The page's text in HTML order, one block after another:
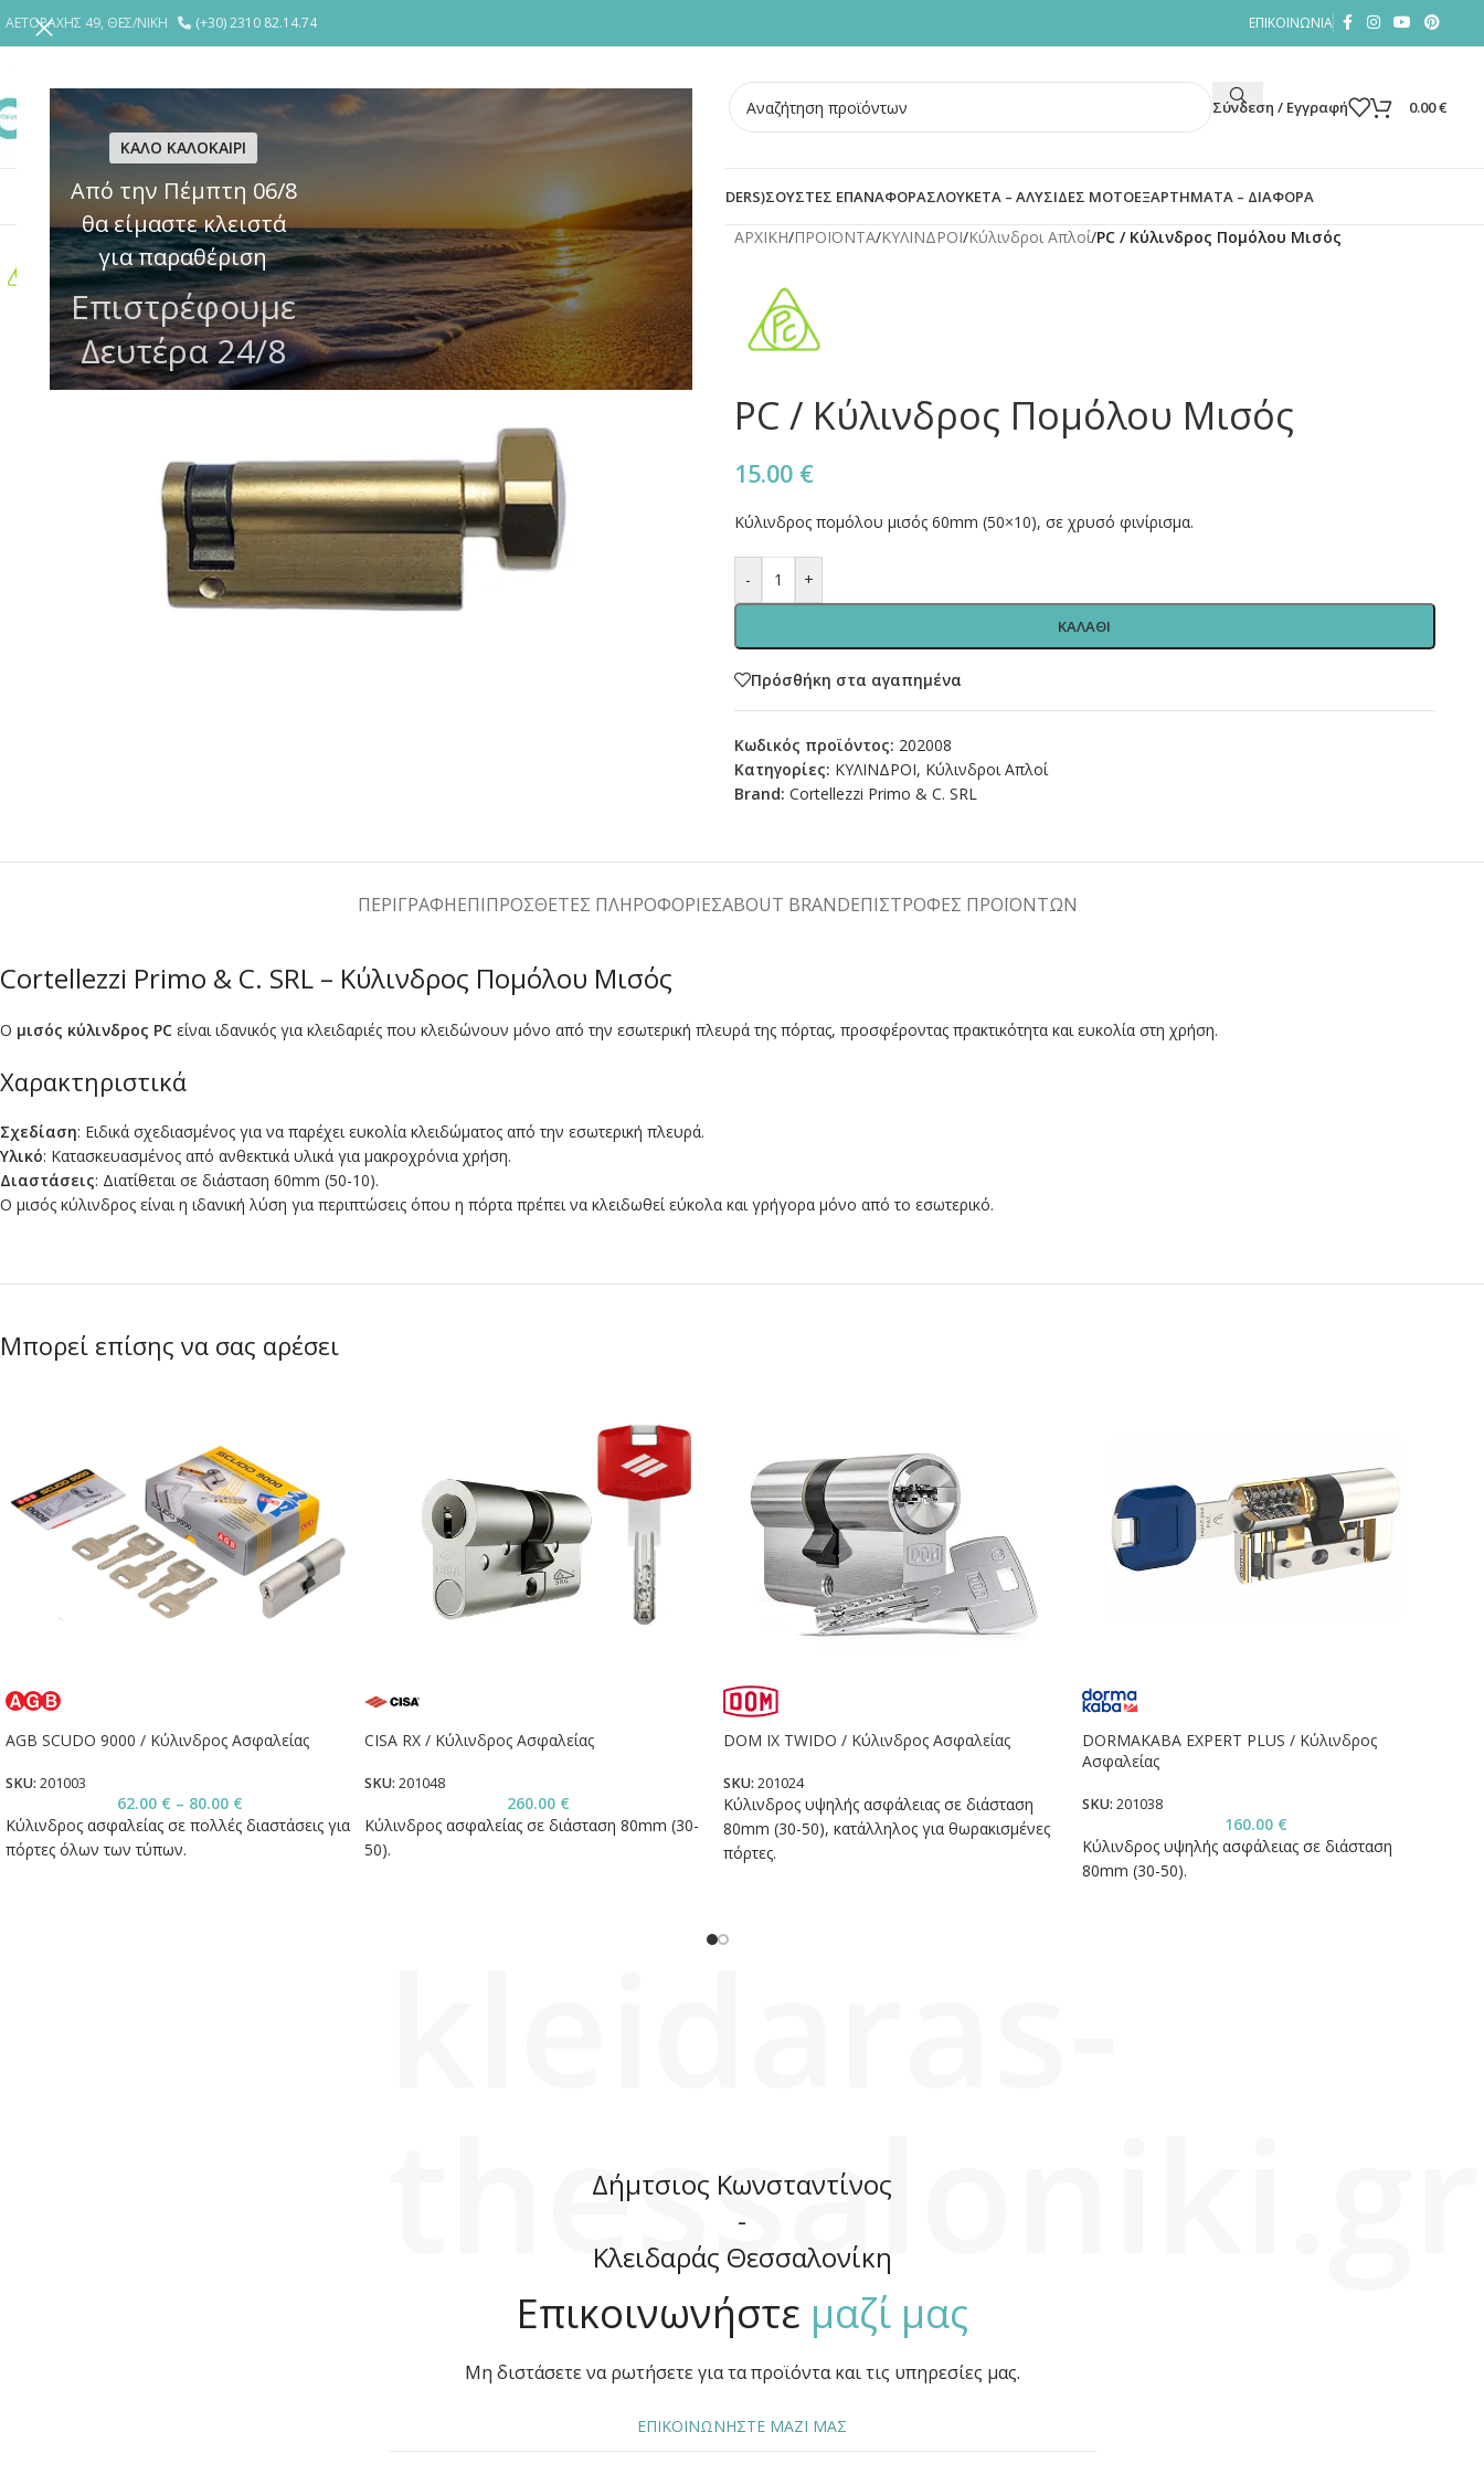
ΚΑΛΟ ΚΑΛΟΚΑΙΡΙ
Από την Πέμπτη 06/8
θα είμαστε κλειστά
για παραθέριση
Επιστρέφουμε
Δευτέρα 24/8
ΑΕΤΟΡΑΧΗΣ 49, ΘΕΣ/ΝΙΚΗ (+30) 2310 82.14.74 ΕΠΙΚΟΙΝΩΝΙΑ
ΕΤΑΙΡΕΙΑ YΠΗΡΕΣΙΕΣ ΘΩΡΑΚΙΣΜΕΝΕΣ ΠΟΡΤΕΣ Σύνδεση / Εγγραφή 0.00€
ΚΛΕΙΔΑΡΙΕΣΗΛΕΚΤΡΙΚΕΣ ΚΛΕΙΔΑΡΙΕΣ – ΚΥΠΡΙ ΠΡΟΣΤΑΣΙΑ ΚΥΛΙΝΔΡΟΥ (DEFENDERS)ΣΟΥΣΤΕΣ ΕΠΑΝΑΦΟΡΑΣΛΟΥΚΕΤΑ – ΑΛΥΣΙΔΕΣ ΜΟΤΟΕΞΑΡΤΗΜΑΤΑ – ΔΙΑΦΟΡΑ
ΑΡΧΙΚΗ/ΠΡΟΪΟΝΤΑ/ΚΥΛΙΝΔΡΟΙ/Κύλινδροι Απλοί/PC / Κύλινδρος Πομόλου Μισός
PC / Κύλινδρος Πομόλου Μισός
15.00 €
Κύλινδρος πομόλου μισός 60mm (50×10), σε χρυσό φινίρισμα.
- +
ΚΑΛΑΘΙ
Πρόσθήκη στα αγαπημένα
Κωδικός προϊόντος: 202008
Κατηγορίες: ΚΥΛΙΝΔΡΟΙ, Κύλινδροι Απλοί
Brand: Cortellezzi Primo & C. SRL
ΠΕΡΙΓΡΑΦΉΕΠΙΠΡΌΣΘΕΤΕΣ ΠΛΗΡΟΦΟΡΊΕΣABOUT BRANDΕΠΙΣΤΡΟΦΕΣ ΠΡΟΪΟΝΤΩΝ
Cortellezzi Primo & C. SRL – Κύλινδρος Πομόλου Μισός
Ο μισός κύλινδρος PC είναι ιδανικός για κλειδαριές που κλειδώνουν μόνο από την εσωτερική πλευρά της πόρτας, προσφέροντας πρακτικότητα και ευκολία στη χρήση.
Χαρακτηριστικά
Σχεδίαση: Ειδικά σχεδιασμένος για να παρέχει ευκολία κλειδώματος από την εσωτερική πλευρά.
Υλικό: Κατασκευασμένος από ανθεκτικά υλικά για μακροχρόνια χρήση.
Διαστάσεις: Διατίθεται σε διάσταση 60mm (50-10).
Ο μισός κύλινδρος είναι η ιδανική λύση για περιπτώσεις όπου η πόρτα πρέπει να κλειδωθεί εύκολα και γρήγορα μόνο από το εσωτερικό.
Μπορεί επίσης να σας αρέσει
AGB SCUDO 9000 / Κύλινδρος Ασφαλείας
SKU: 201003
62.00 € – 80.00 €
Κύλινδρος ασφαλείας σε πολλές διαστάσεις για
πόρτες όλων των τύπων.
CISA RX / Κύλινδρος Ασφαλείας
SKU: 201048
260.00 €
Κύλινδρος ασφαλείας σε διάσταση 80mm (30-
50).
DOM IX TWIDO / Κύλινδρος Ασφαλείας
SKU: 201024
Κύλινδρος υψηλής ασφάλειας σε διάσταση
80mm (30-50), κατάλληλος για θωρακισμένες
πόρτες.
DORMAKABA EXPERT PLUS / Κύλινδρος
Ασφαλείας
SKU: 201038
160.00 €
Κύλινδρος υψηλής ασφάλειας σε διάσταση
80mm (30-50).
thessaloniki.gr
Δήμτσιος Κωνσταντίνος
-
Κλειδαράς Θεσσαλονίκη
Επικοινωνήστε μαζί μας
Μη διστάσετε να ρωτήσετε για τα προϊόντα και τις υπηρεσίες μας.
ΕΠΙΚΟΙΝΩΝΗΣΤΕ ΜΑΖΙ ΜΑΣ